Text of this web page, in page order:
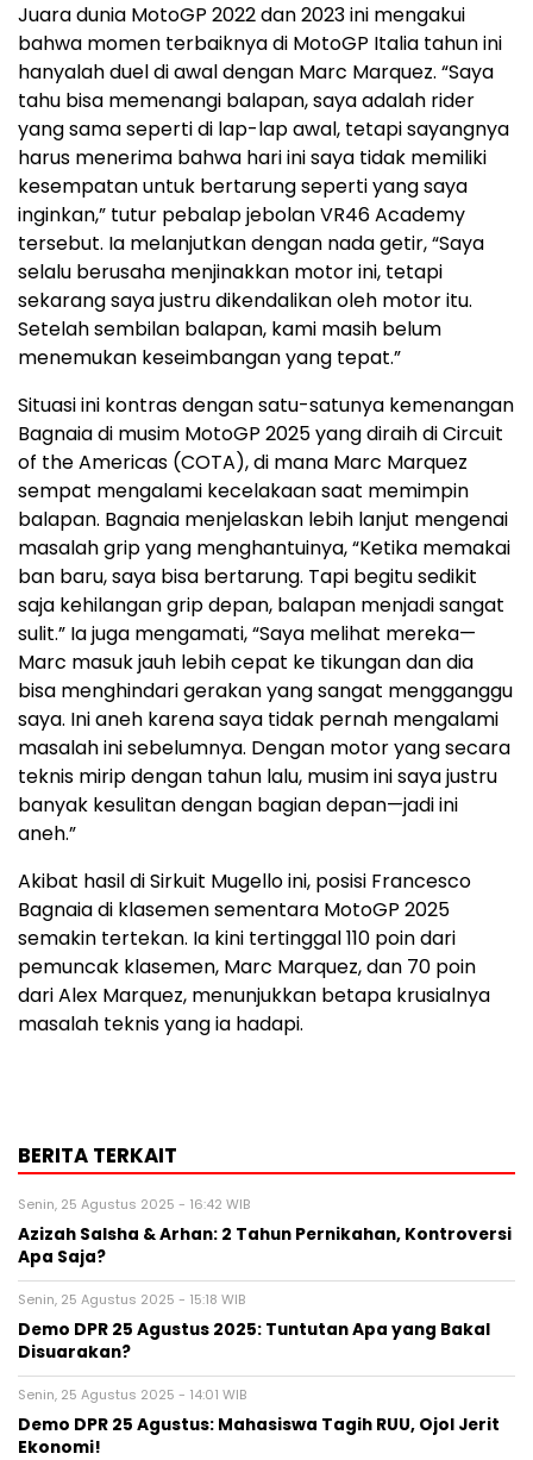
Juara dunia MotoGP 2022 dan 2023 ini mengakui
bahwa momen terbaiknya di MotoGP Italia tahun ini
hanyalah duel di awal dengan Marc Marquez. “Saya
tahu bisa memenangi balapan, saya adalah rider
yang sama seperti di lap-lap awal, tetapi sayangnya
harus menerima bahwa hari ini saya tidak memiliki
kesempatan untuk bertarung seperti yang saya
inginkan,” tutur pebalap jebolan VR46 Academy
tersebut. Ia melanjutkan dengan nada getir, “Saya
selalu berusaha menjinakkan motor ini, tetapi
sekarang saya justru dikendalikan oleh motor itu.
Setelah sembilan balapan, kami masih belum
menemukan keseimbangan yang tepat.”
Situasi ini kontras dengan satu-satunya kemenangan
Bagnaia di musim MotoGP 2025 yang diraih di Circuit
of the Americas (COTA), di mana Marc Marquez
sempat mengalami kecelakaan saat memimpin
balapan. Bagnaia menjelaskan lebih lanjut mengenai
masalah grip yang menghantuinya, “Ketika memakai
ban baru, saya bisa bertarung. Tapi begitu sedikit
saja kehilangan grip depan, balapan menjadi sangat
sulit.” Ia juga mengamati, “Saya melihat mereka—
Marc masuk jauh lebih cepat ke tikungan dan dia
bisa menghindari gerakan yang sangat mengganggu
saya. Ini aneh karena saya tidak pernah mengalami
masalah ini sebelumnya. Dengan motor yang secara
teknis mirip dengan tahun lalu, musim ini saya justru
banyak kesulitan dengan bagian depan—jadi ini
aneh.”
Akibat hasil di Sirkuit Mugello ini, posisi Francesco
Bagnaia di klasemen sementara MotoGP 2025
semakin tertekan. Ia kini tertinggal 110 poin dari
pemuncak klasemen, Marc Marquez, dan 70 poin
dari Alex Marquez, menunjukkan betapa krusialnya
masalah teknis yang ia hadapi.
BERITA TERKAIT
Senin, 25 Agustus 2025 - 16:42 WIB
Azizah Salsha & Arhan: 2 Tahun Pernikahan, Kontroversi
Apa Saja?
Senin, 25 Agustus 2025 - 15:18 WIB
Demo DPR 25 Agustus 2025: Tuntutan Apa yang Bakal
Disuarakan?
Senin, 25 Agustus 2025 - 14:01 WIB
Demo DPR 25 Agustus: Mahasiswa Tagih RUU, Ojol Jerit
Ekonomi!